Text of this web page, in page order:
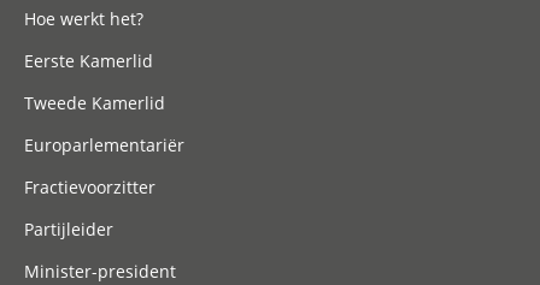
Hoe werkt het?
Eerste Kamerlid
Tweede Kamerlid
Europarlementariër
Fractievoorzitter
Partijleider
Minister-president